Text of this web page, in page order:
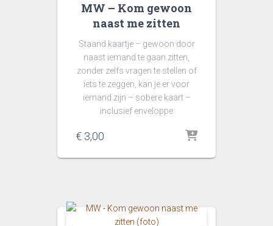
MW – Kom gewoon
naast me zitten
Staand kaartje – gewoon door
naast iemand te gaan zitten,
zonder zelfs vragen te stellen of
iets te zeggen, kan je er voor
iemand zijn – sobere kaart –
inclusief enveloppe
€ 3,00